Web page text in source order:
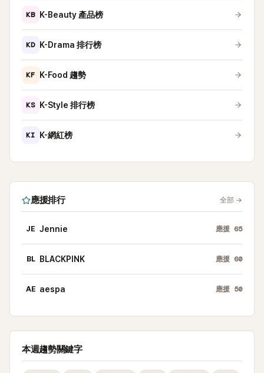
KB K-Beauty 產品榜
KD K-Drama 排行榜
KF K-Food 趨勢
KS K-Style 排行榜
KI K-網紅榜
應援排行 全部 →
JE Jennie 應援 65
BL BLACKPINK 應援 60
AE aespa 應援 50
本週趨勢關鍵字